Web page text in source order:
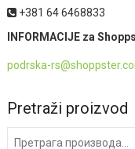
+381 64 6468833
INFORMACIJE za
podrska-
Pretraži proizvod